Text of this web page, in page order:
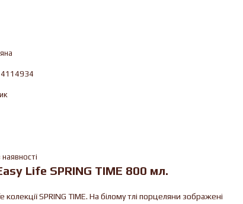
Life SPRING TIME 800 мл.
SPRING TIME. На білому тлі порцеляни зображені